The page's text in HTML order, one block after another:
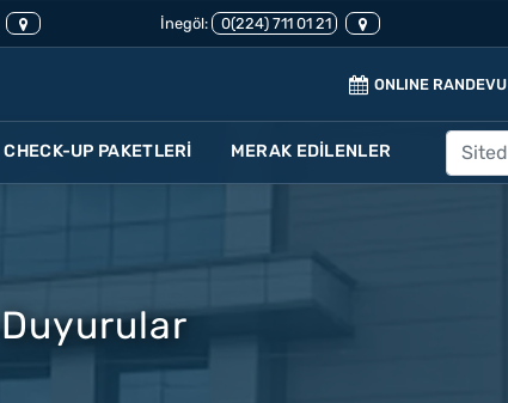
İnegöl: 0(224) 711 01 21
ONLINE RANDEVU
CHECK-UP PAKETLERİ MERAK EDİLENLER
Duyurular